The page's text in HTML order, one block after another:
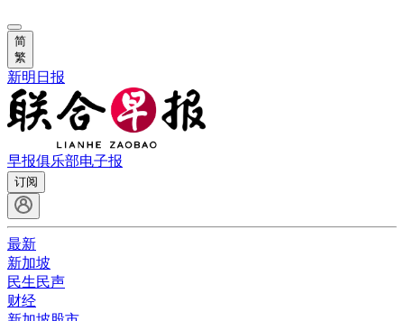
简
繁
新明日报
早报俱乐部电子报
订阅
最新
新加坡
民生民声
财经